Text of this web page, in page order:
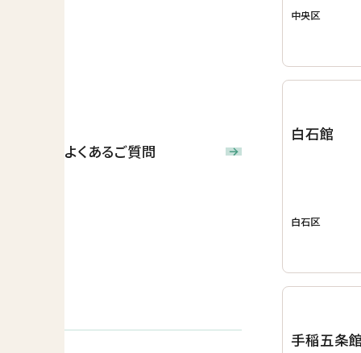
よくあるご質問
中央区
白石館
白石区
手稲五条